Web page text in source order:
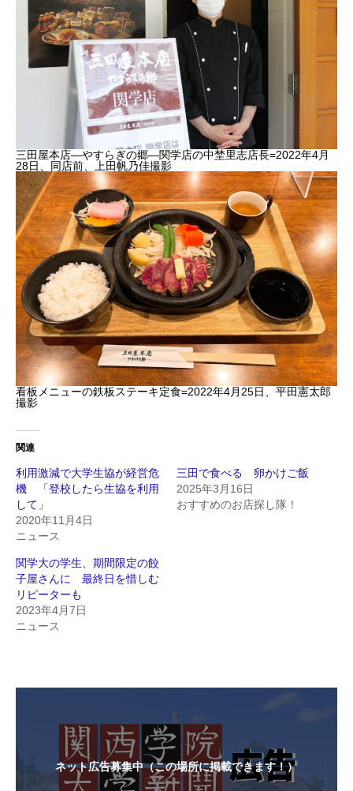
三田屋本店―やすらぎの郷―関学店の中埜里志店長=2022年4月
28日、同店前、上田帆乃佳撮影
看板メニューの鉄板ステーキ定食=2022年4月25日、平田憲太郎
撮影
関連
利用激減で大学生協が経営危
機 「登校したら生協を利用
して」
2020年11月4日
ニュース
三田で食べる 卵かけご飯
2025年3月16日
おすすめのお店探し隊！
関学大の学生、期間限定の餃
子屋さんに 最終日を惜しむ
リピーターも
2023年4月7日
ニュース
ネット広告募集中（この場所に掲載できます！）